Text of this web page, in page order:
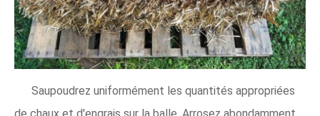
Saupoudrez uniformément les quantités appropriées